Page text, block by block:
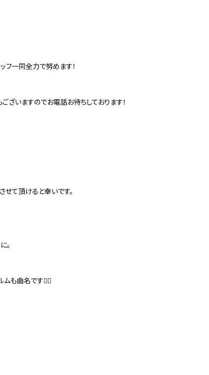
フ一同全力で努めます！
ざいますのでお電話お待ちしております！
て頂けると幸いです。
。
ムも曲名です🙆‍♀️